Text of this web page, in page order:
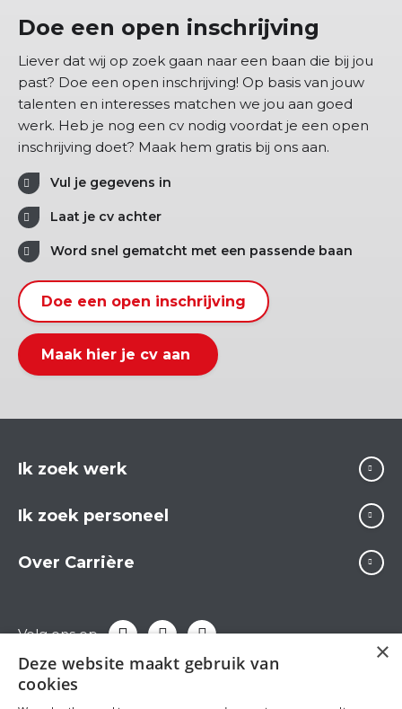
Doe een open inschrijving
Liever dat wij op zoek gaan naar een baan die bij jou
past? Doe een open inschrijving! Op basis van jouw
talenten en interesses matchen we jou aan goed
werk. Heb je nog een cv nodig voordat je een open
inschrijving doet? Maak hem gratis bij ons aan.
Vul je gegevens in
Laat je cv achter
Word snel gematcht met een passende baan
Doe een open inschrijving
Maak hier je cv aan
Ik zoek werk
Ik zoek personeel
Over Carrière
Volg ons op
×
Deze website maakt gebruik van
cookies